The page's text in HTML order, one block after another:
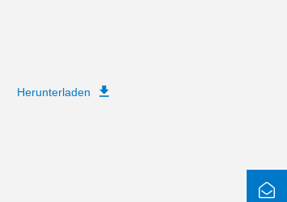
Herunterladen